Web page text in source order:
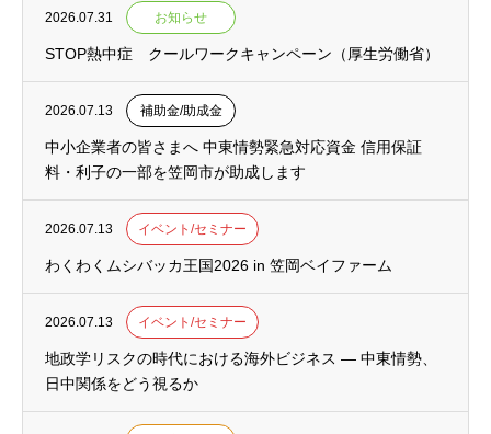
2026.07.31 お知らせ
STOP熱中症 クールワークキャンペーン（厚生労働省）
2026.07.13 補助金/助成金
中小企業者の皆さまへ 中東情勢緊急対応資金 信用保証
料・利子の一部を笠岡市が助成します
2026.07.13 イベント/セミナー
わくわくムシバッカ王国2026 in 笠岡ベイファーム
2026.07.13 イベント/セミナー
地政学リスクの時代における海外ビジネス ― 中東情勢、
日中関係をどう視るか